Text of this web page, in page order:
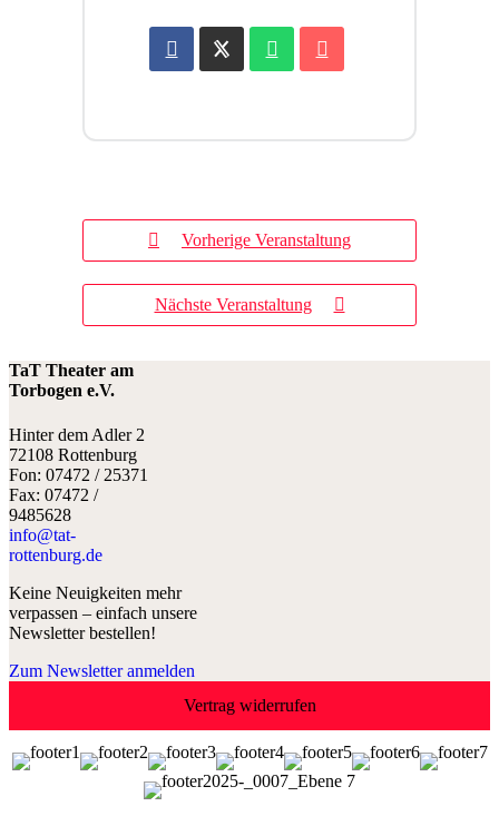
Vorherige Veranstaltung
Nächste Veranstaltung
TaT Theater am
Torbogen e.V.
Hinter dem Adler 2
72108 Rottenburg
Fon: 07472 / 25371
Fax: 07472 /
9485628
info@tat-
rottenburg.de
Keine Neuigkeiten mehr
verpassen – einfach unsere
Newsletter bestellen!
Zum Newsletter anmelden
Vertrag widerrufen